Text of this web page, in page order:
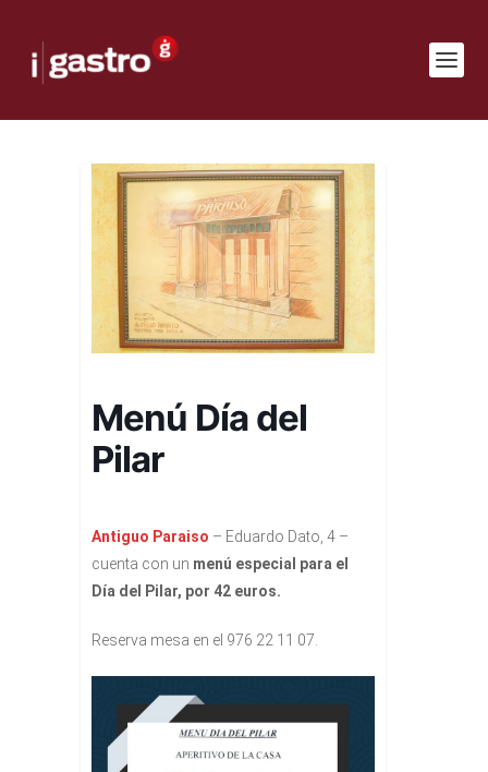
Menú Día del
Pilar
Antiguo Paraiso – Eduardo Dato, 4 –
cuenta con un menú especial para el
Día del Pilar, por 42 euros.
Reserva mesa en el 976 22 11 07.